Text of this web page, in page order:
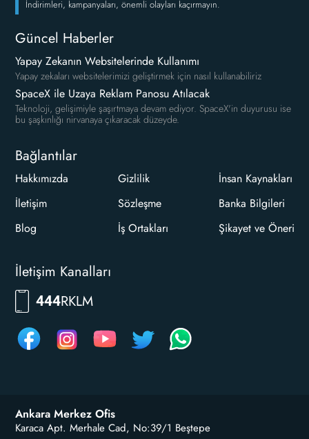
İndirimleri, kampanyaları, önemli olayları kaçırmayın.
Güncel Haberler
Yapay Zekanın Websitelerinde Kullanımı
Yapay zekaları websitelerimizi geliştirmek için nasıl kullanabiliriz
SpaceX ile Uzaya Reklam Panosu Atılacak
Teknoloji, gelişimiyle şaşırtmaya devam ediyor. SpaceX'in duyurusu ise
bu şaşkınlığı nirvanaya çıkaracak düzeyde.
Bağlantılar
Hakkımızda
İletişim
Blog
Gizlilik
Sözleşme
İş Ortakları
İnsan Kaynakları
Banka Bilgileri
Şikayet ve Öneri
İletişim Kanalları
444RKLM
Ankara Merkez Ofis
Karaca Apt. Merhale Cad, No:39/1 Beştepe